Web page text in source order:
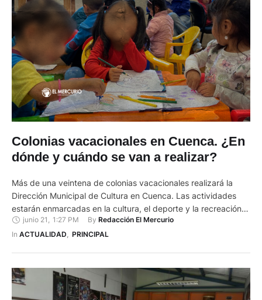
Colonias vacacionales en Cuenca. ¿En
dónde y cuándo se van a realizar?
Más de una veintena de colonias vacacionales realizará la
Dirección Municipal de Cultura en Cuenca. Las actividades
estarán enmarcadas en la cultura, el deporte y la recreación
de los niños de la ciudad y el cantón. Este año las sedes de
las colonias vacacionales de Cuenca serán en las bibliotecas,
junio 21 1:27 PM By Redacción El Mercurio
In ACTUALIDAD, PRINCIPAL